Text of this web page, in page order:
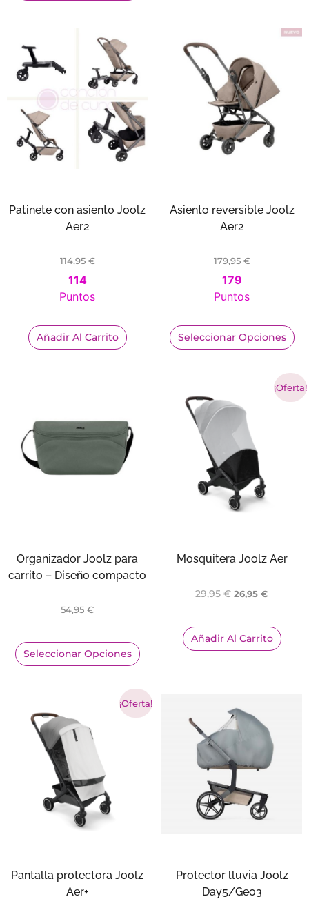
Patinete con asiento Joolz
Aer2
114,95 €
114
Puntos
Añadir Al Carrito
Asiento reversible Joolz
Aer2
179,95 €
179
Puntos
Seleccionar Opciones
Organizador Joolz para
carrito – Diseño compacto
54,95 €
Seleccionar Opciones
¡Oferta!
Mosquitera Joolz Aer
29,95€ 26,95 €
Añadir Al Carrito
¡Oferta!
Pantalla protectora Joolz
Aer+
Protector lluvia Joolz
Day5/Geo3